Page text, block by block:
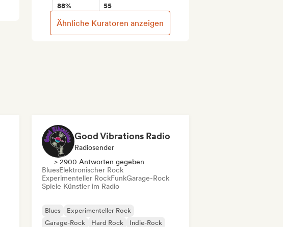
88% 55
Ähnliche Kuratoren anzeigen
Good Vibrations Radio
Radiosender
> 2900 Antworten gegeben
BluesElektronischer Rock
Experimenteller RockFunkGarage-Rock
Spiele Künstler im Radio
Blues
Experimenteller Rock
Garage-Rock
Hard Rock
Indie-Rock